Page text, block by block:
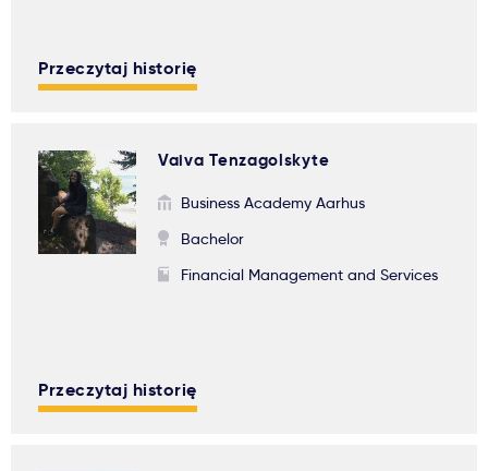
Przeczytaj historię
Vaiva Tenzagolskyte
Business Academy Aarhus
Bachelor
Financial Management and Services
Przeczytaj historię